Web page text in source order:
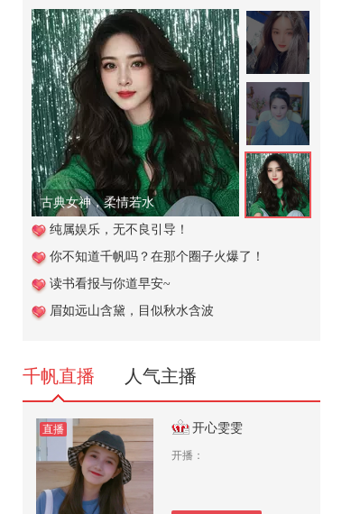
乱说中国坏话
687
【一镜解锁潮生活】女孩子一日排
练vlog来啦 盛香亭和丑苹果冰萃
梦...
139
美俄外长碰头后，克宫火速给中方
一个交代：俄美关系没有任何进展
195
2026.7.18 礼成！在爱里圆满！分享
...
567
少年心气乃不可再生之物。愿秉天
地灵气而生，随本心肆意生长，有
古典女神，柔情若水
纯属娱乐，无不良引导！
你不知道千帆吗？在那个圈子火爆了！
读书看报与你道早安~
眉如远山含黛，目似秋水含波
千帆直播 人气主播
直播 开心雯雯
开播：